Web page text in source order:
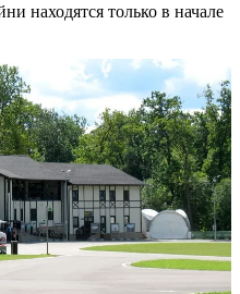
находятся только в начале